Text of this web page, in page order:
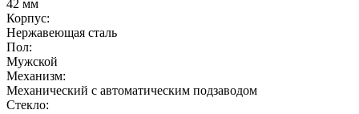
42 мм
Корпус:
Нержавеющая сталь
Пол:
Мужской
Механизм:
Механический с автоматическим подзаводом
Стекло: